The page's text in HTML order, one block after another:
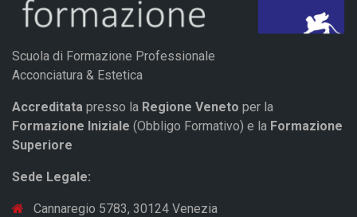
Scuola di Formazione Professionale
Acconciatura & Estetica
Accreditata presso la Regione Veneto per la
Formazione Iniziale (Obbligo Formativo) e la Formazione
Superiore
Sede Legale:
Cannaregio 5783, 30124 Venezia